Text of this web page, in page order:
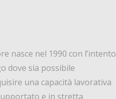
nasce nel 1990 con l’intento
dove sia possibile
una capacità lavorativa
e in stretta